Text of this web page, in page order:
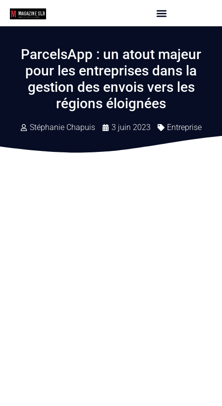
ParcelsApp : un atout majeur
pour les entreprises dans la
gestion des envois vers les
régions éloignées
Stéphanie Chapuis 3 juin 2023 Entreprise